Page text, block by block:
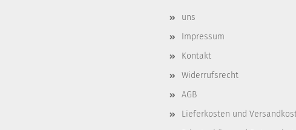
uns
Impressum
Kontakt
Widerrufsrecht
AGB
Lieferkosten und